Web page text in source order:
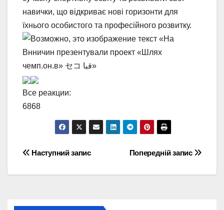
навички, що відкриває нові горизонти для
їхнього особистого та професійного розвитку.
Все реакции:
6868
Навігація
записів
Попередній запис
Наступний запис